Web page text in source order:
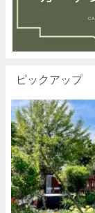
ピックアップ